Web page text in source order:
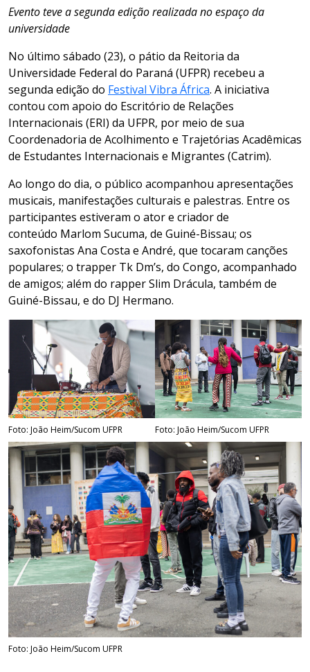
Evento teve a segunda edição realizada no espaço da
universidade
No último sábado (23), o pátio da Reitoria da
Universidade Federal do Paraná (UFPR) recebeu a
segunda edição do Festival Vibra África. A iniciativa
contou com apoio do Escritório de Relações
Internacionais (ERI) da UFPR, por meio de sua
Coordenadoria de Acolhimento e Trajetórias Acadêmicas
de Estudantes Internacionais e Migrantes (Catrim).
Ao longo do dia, o público acompanhou apresentações
musicais, manifestações culturais e palestras. Entre os
participantes estiveram o ator e criador de
conteúdo Marlom Sucuma, de Guiné-Bissau; os
saxofonistas Ana Costa e André, que tocaram canções
populares; o trapper Tk Dm’s, do Congo, acompanhado
de amigos; além do rapper Slim Drácula, também de
Guiné-Bissau, e do DJ Hermano.
Foto: João Heim/Sucom UFPR Foto: João Heim/Sucom UFPR
Foto: João Heim/Sucom UFPR